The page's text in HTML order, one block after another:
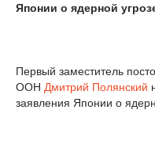
Японии о ядерной
Первый заместитель
ООН Дмитрий Полянский
заявления Японии о